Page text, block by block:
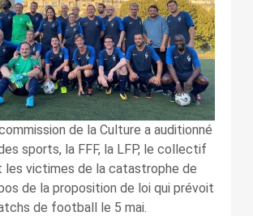
de la Culture a auditionné
sports, la FFF, la LFP, le collectif
les victimes de la catastrophe de
de la proposition de loi qui prévoit
de football le 5 mai.